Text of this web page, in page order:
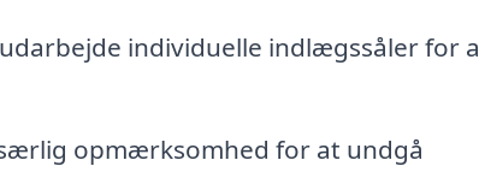
individuelle indlægssåler for
opmærksomhed for at undgå